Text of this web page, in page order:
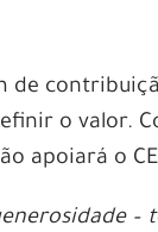
de
o valor.
apoiará o
–